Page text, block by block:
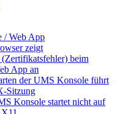
/ Web App
zeigt
beim
App an
der UMS Konsole führt
Sitzung
Konsole startet nicht auf